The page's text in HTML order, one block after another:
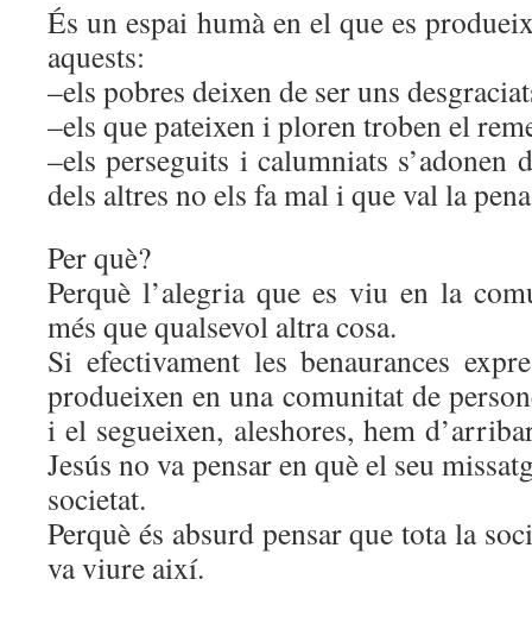
És un espai humà en el que es
aquests:
–els pobres deixen de ser uns
–els que pateixen i ploren troben el
–els perseguits i calumniats s’adonen
dels altres no els fa mal i que val la
Per què?
Perquè l’alegria que es viu en la
més que qualsevol altra cosa.
Si efectivament les benaurances
produeixen en una comunitat de
i el segueixen, aleshores, hem
Jesús no va pensar en què el seu
societat.
Perquè és absurd pensar que tota la
va